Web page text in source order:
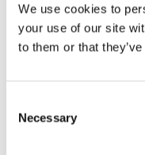
We use cookies to
your use of our site
to them or that
Selection
Necessary